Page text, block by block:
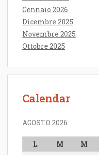
Gennaio 2026
Dicembre 2025
Novembre 2025
Ottobre 2025
Calendar
AGOSTO 2026
L M M